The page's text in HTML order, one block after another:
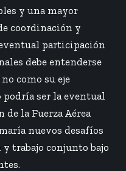
y una mayor
coordinación y
participación
debe entenderse
como su eje
ser la eventual
la Fuerza Aérea
nuevos desafíos
trabajo conjunto bajo